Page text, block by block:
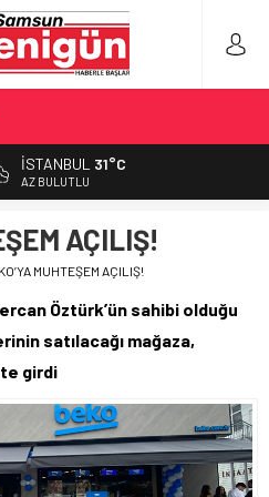
5’İNCİLİK!
EN BÜYÜK HATALAR
İSTANBUL 31°C
AZ BULUTLU
AÇILIŞ!
MUHTEŞEM AÇILIŞ!
Öztürk’ün sahibi olduğu
satılacağı mağaza,
girdi